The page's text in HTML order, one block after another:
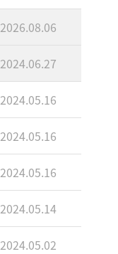
2026.08.06
2024.06.27
2024.05.16
2024.05.16
2024.05.16
2024.05.14
2024.05.02